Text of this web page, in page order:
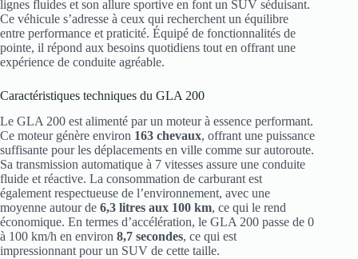
lignes fluides et son allure sportive en font un SUV séduisant.
Ce véhicule s’adresse à ceux qui recherchent un équilibre
entre performance et praticité. Équipé de fonctionnalités de
pointe, il répond aux besoins quotidiens tout en offrant une
expérience de conduite agréable.
Caractéristiques techniques du GLA 200
Le GLA 200 est alimenté par un moteur à essence performant.
Ce moteur génère environ 163 chevaux, offrant une puissance
suffisante pour les déplacements en ville comme sur autoroute.
Sa transmission automatique à 7 vitesses assure une conduite
fluide et réactive. La consommation de carburant est
également respectueuse de l’environnement, avec une
moyenne autour de 6,3 litres aux 100 km, ce qui le rend
économique. En termes d’accélération, le GLA 200 passe de 0
à 100 km/h en environ 8,7 secondes, ce qui est
impressionnant pour un SUV de cette taille.